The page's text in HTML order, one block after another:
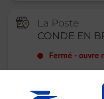
La Poste
CONDE EN
Fermé -ouvre
5 PLACE DE L
CONDE EN